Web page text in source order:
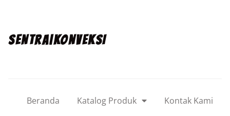
SENTRA|KONVEKSI
Beranda Katalog Produk Kontak Kami